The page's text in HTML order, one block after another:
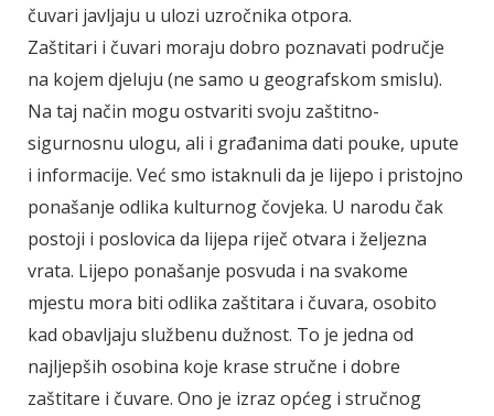
čuvari javljaju u ulozi uzročnika otpora.
Zaštitari i čuvari moraju dobro poznavati područje
na kojem djeluju (ne samo u geografskom smislu).
Na taj način mogu ostvariti svoju zaštitno-
sigurnosnu ulogu, ali i građanima dati pouke, upute
i informacije. Već smo istaknuli da je lijepo i pristojno
ponašanje odlika kulturnog čovjeka. U narodu čak
postoji i poslovica da lijepa riječ otvara i željezna
vrata. Lijepo ponašanje posvuda i na svakome
mjestu mora biti odlika zaštitara i čuvara, osobito
kad obavljaju službenu dužnost. To je jedna od
najljepših osobina koje krase stručne i dobre
zaštitare i čuvare. Ono je izraz općeg i stručnog